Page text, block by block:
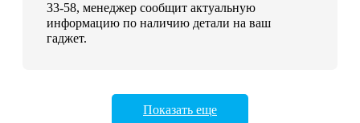
33-58, менеджер сообщит актуальную
информацию по наличию детали на ваш
гаджет.
Показать еще